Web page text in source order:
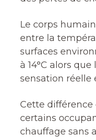
Le corps
entre la
surfaces
à 14°C alors que
sensation réelle
Cette
certains
chauffage sans